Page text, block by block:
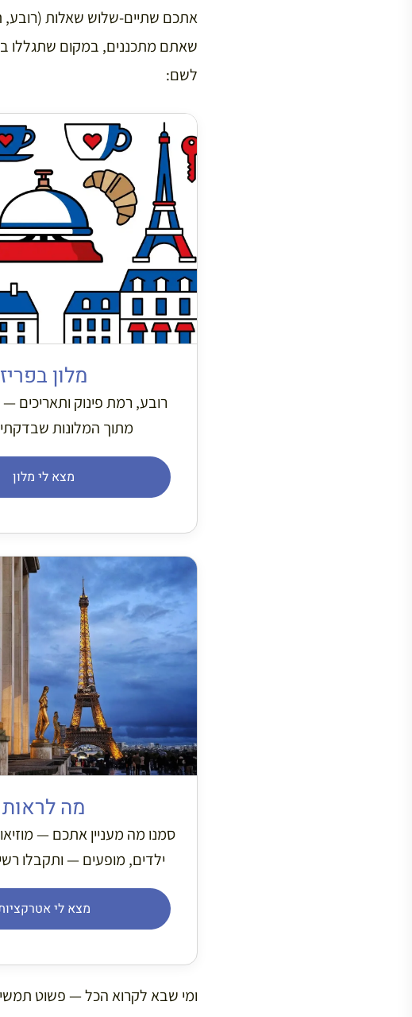
אתכם שתיים-שלוש שאלות (רובע,
שאתם מתכננים, במקום שתגללו
לשם:
מלון בפריז
רובע, רמת פינוק ותאריכים —
מתוך המלונות
מצא לי מלון
מה לראות
סמנו מה מעניין אתכם —
ילדים, מופעים — ותקבלו
מצא לי
ומי שבא לקרוא הכל — פשוט